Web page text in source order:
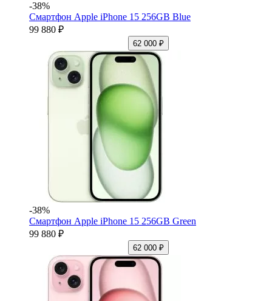
-38%
Смартфон Apple iPhone 15 256GB Blue
99 880 ₽
62 000 ₽
-38%
Смартфон Apple iPhone 15 256GB Green
99 880 ₽
62 000 ₽